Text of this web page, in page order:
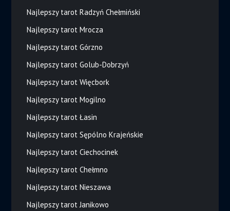
Najlepszy tarot Radzyń Chełmiński
Najlepszy tarot Mrocza
Najlepszy tarot Górzno
Najlepszy tarot Golub-Dobrzyń
Najlepszy tarot Więcbork
Najlepszy tarot Mogilno
Najlepszy tarot Łasin
Najlepszy tarot Sępólno Krajeńskie
Najlepszy tarot Ciechocinek
Najlepszy tarot Chełmno
Najlepszy tarot Nieszawa
Najlepszy tarot Janikowo